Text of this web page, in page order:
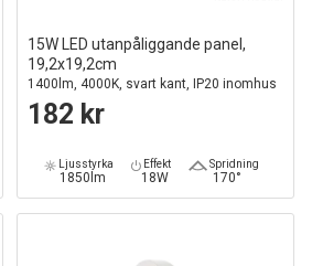
15W LED utanpåliggande panel,
19,2x19,2cm
1400lm, 4000K, svart kant, IP20 inomhus
182 kr
Ljusstyrka
1850lm
Effekt
18W
Spridning
170°